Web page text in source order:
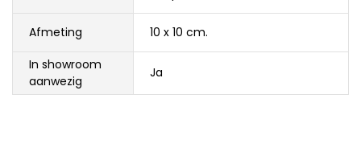
Afmeting
10 x 10 cm.
In showroom
aanwezig
Ja